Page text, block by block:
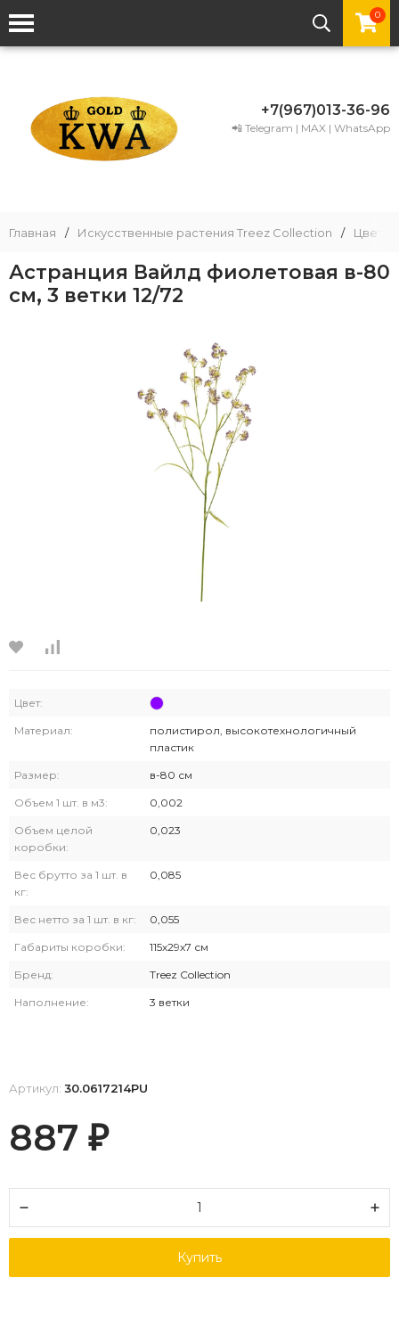
0
+7(967)013-36-96
📲 Telegram | MAX | WhatsApp
Главная / Искусственные растения Treez Collection / Цветы
Астранция Вайлд фиолетовая в-80
см, 3 ветки 12/72
Цвет:
Материал:
полистирол, высокотехнологичный
пластик
Размер: в-80 см
Объем 1 шт. в м3: 0,002
Объем целой
коробки:
0,023
Вес брутто за 1 шт. в
кг:
0,085
Вес нетто за 1 шт. в кг: 0,055
Габариты коробки: 115х29х7 см
Бренд: Treez Collection
Наполнение: 3 ветки
Артикул: 30.0617214PU
887 ₽
Купить